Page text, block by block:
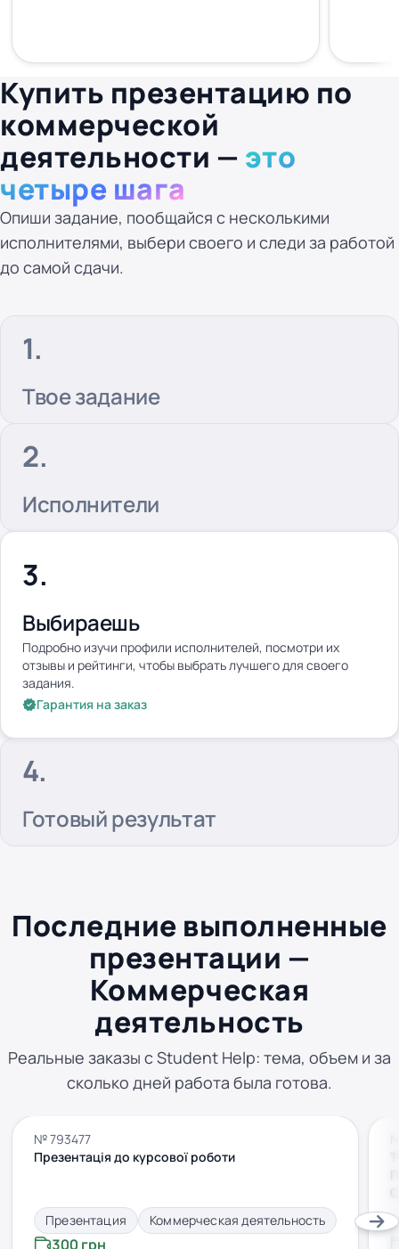
Купить презентацию по
коммерческой
деятельности — это
четыре шага
Опиши задание, пообщайся с несколькими
исполнителями, выбери своего и следи за работой
до самой сдачи.
Твое задание
Исполнители
Выбираешь
Подробно изучи профили исполнителей, посмотри их
отзывы и рейтинги, чтобы выбрать лучшего для своего
задания.
Гарантия на заказ
Готовый результат
Последние выполненные
презентации —
Коммерческая
деятельность
Реальные заказы с Student Help: тема, объем и за
сколько дней работа была готова.
№ 793477
Презентація до курсової роботи
Презентация Коммерческая деятельность
300 грн